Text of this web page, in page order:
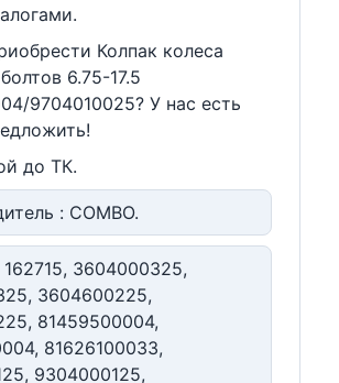
Колпак колеса
6.75-17.5
9704010025? У нас есть
до ТК.
: COMBO.
3604000325,
3604600225,
81459500004,
81626100033,
9304000125,